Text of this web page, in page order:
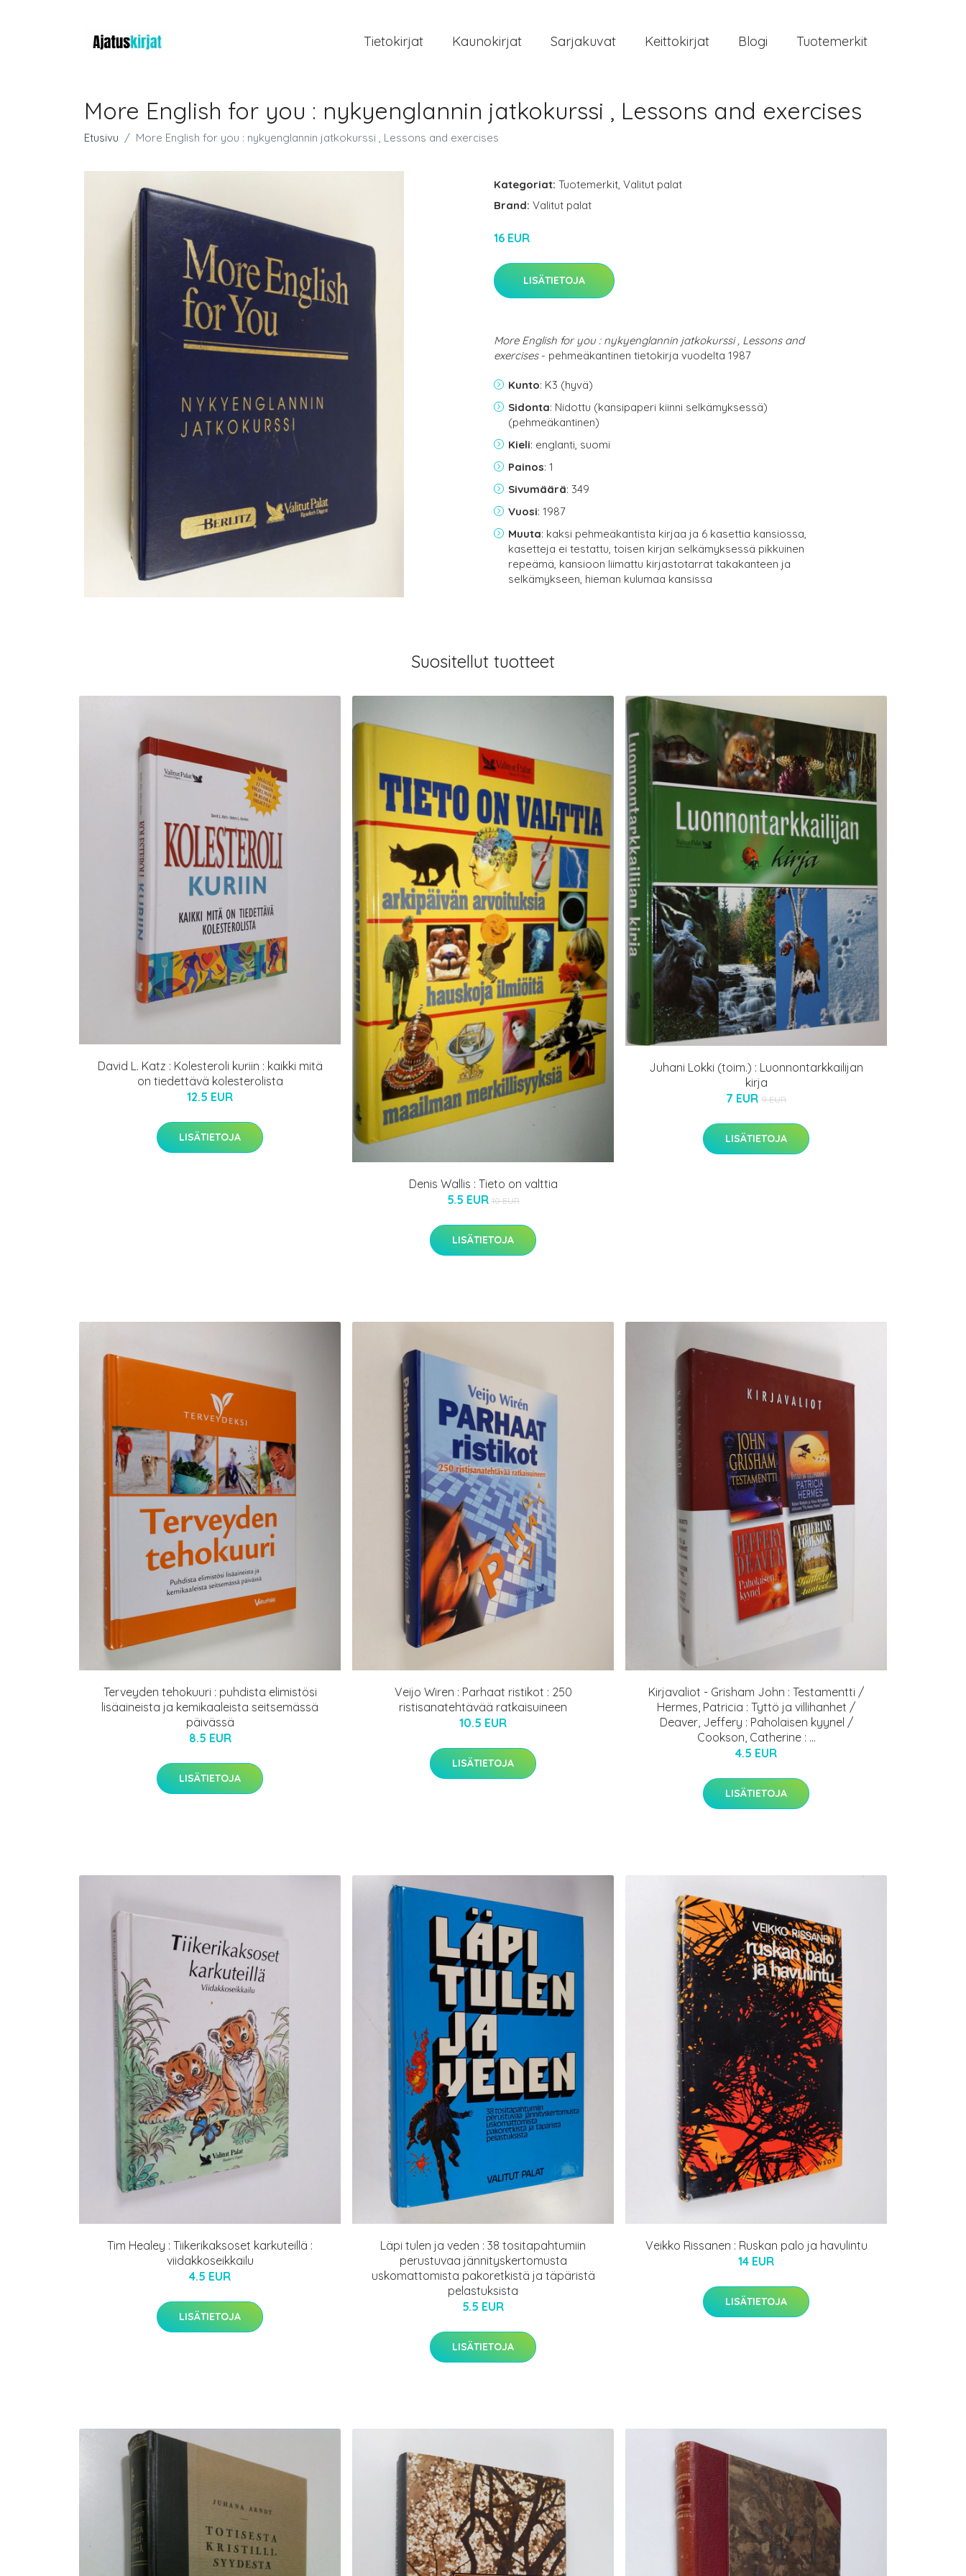
Tietokirjat Kaunokirjat Sarjakuvat Keittokirjat Blogi Tuotemerkit
More English for you : nykyenglannin jatkokurssi , Lessons and exercises
Etusivu More English for you : nykyenglannin jatkokurssi , Lessons and exercises
Kategoriat: Tuotemerkit, Valitut palat
Brand: Valitut palat
16 EUR
LISÄTIETOJA
More English for you : nykyenglannin jatkokurssi , Lessons and
exercises- pehmeäkantinen tietokirja vuodelta 1987
Kunto: K3 (hyvä)
Sidonta: Nidottu (kansipaperi kiinni selkämyksessä)
(pehmeäkantinen)
Kieli: englanti, suomi
Painos: 1
Sivumäärä: 349
Vuosi: 1987
Muuta: kaksi pehmeäkantista kirjaa ja 6 kasettia kansiossa,
kasetteja ei testattu, toisen kirjan selkämyksessä pikkuinen
repeämä, kansioon liimattu kirjastotarrat takakanteen ja
selkämykseen, hieman kulumaa kansissa
Suositellut tuotteet
David L. Katz : Kolesteroli kuriin : kaikki mitä
on tiedettävä kolesterolista
12.5 EUR
LISÄTIETOJA
Denis Wallis : Tieto on valttia
5.5 EUR 10 EUR
LISÄTIETOJA
Juhani Lokki (toim.) : Luonnontarkkailijan
kirja
7 EUR 9 EUR
LISÄTIETOJA
Terveyden tehokuuri : puhdista elimistösi
lisäaineista ja kemikaaleista seitsemässä
päivässä
8.5 EUR
LISÄTIETOJA
Veijo Wiren : Parhaat ristikot : 250
ristisanatehtävää ratkaisuineen
10.5 EUR
LISÄTIETOJA
Kirjavaliot - Grisham John : Testamentti /
Hermes, Patricia : Tyttö ja villihanhet /
Deaver, Jeffery : Paholaisen kyynel /
Cookson, Catherine : ...
4.5 EUR
LISÄTIETOJA
Tim Healey : Tiikerikaksoset karkuteillä :
viidakkoseikkailu
4.5 EUR
LISÄTIETOJA
Läpi tulen ja veden : 38 tositapahtumiin
perustuvaa jännityskertomusta
uskomattomista pakoretkistä ja täpäristä
pelastuksista
5.5 EUR
LISÄTIETOJA
Veikko Rissanen : Ruskan palo ja havulintu
14 EUR
LISÄTIETOJA